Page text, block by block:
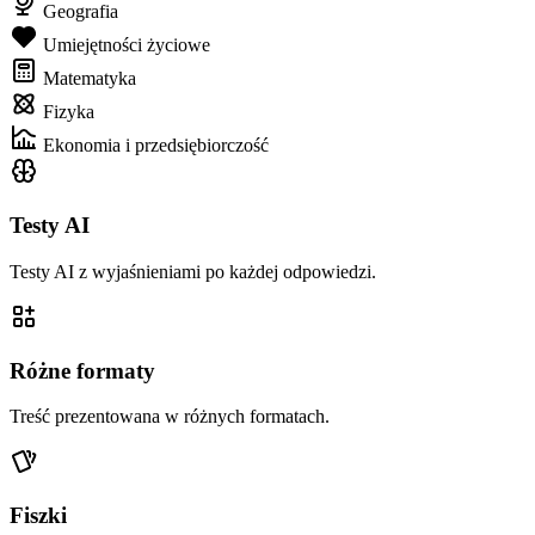
Geografia
Umiejętności życiowe
Matematyka
Fizyka
Ekonomia i przedsiębiorczość
Testy AI
Testy AI z wyjaśnieniami po każdej odpowiedzi.
Różne formaty
Treść prezentowana w różnych formatach.
Fiszki